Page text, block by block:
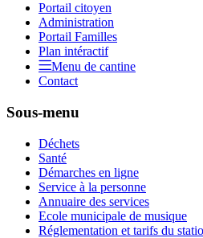
Portail citoyen
Administration
Portail Familles
Plan intéractif
Menu de cantine
Contact
Sous-menu
Déchets
Santé
Démarches en ligne
Service à la personne
Annuaire des services
Ecole municipale de musique
Réglementation et tarifs du